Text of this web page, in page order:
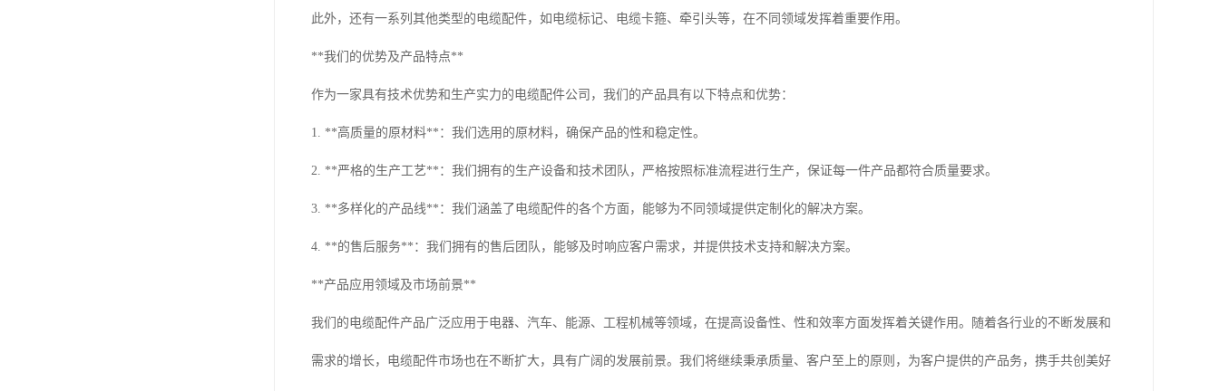
此外，还有一系列其他类型的电缆配件，如电缆标记、电缆卡箍、牵引头等，在不同领域发挥着重要作用。
**我们的优势及产品特点**
作为一家具有技术优势和生产实力的电缆配件公司，我们的产品具有以下特点和优势：
1. **高质量的原材料**：我们选用的原材料，确保产品的性和稳定性。
2. **严格的生产工艺**：我们拥有的生产设备和技术团队，严格按照标准流程进行生产，保证每一件产品都符合质量要求。
3. **多样化的产品线**：我们涵盖了电缆配件的各个方面，能够为不同领域提供定制化的解决方案。
4. **的售后服务**：我们拥有的售后团队，能够及时响应客户需求，并提供技术支持和解决方案。
**产品应用领域及市场前景**
我们的电缆配件产品广泛应用于电器、汽车、能源、工程机械等领域，在提高设备性、性和效率方面发挥着关键作用。随着各行业的不断发展和
需求的增长，电缆配件市场也在不断扩大，具有广阔的发展前景。我们将继续秉承质量、客户至上的原则，为客户提供的产品务，携手共创美好